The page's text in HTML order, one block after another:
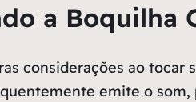
a Boquilha
considerações ao
emite o